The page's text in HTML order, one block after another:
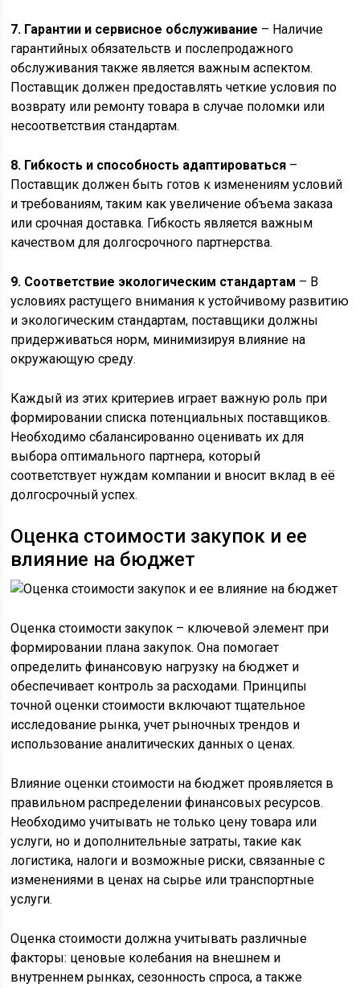
7. Гарантии и сервисное обслуживание – Наличие
гарантийных обязательств и послепродажного
обслуживания также является важным аспектом.
Поставщик должен предоставлять четкие условия по
возврату или ремонту товара в случае поломки или
несоответствия стандартам.
8. Гибкость и способность адаптироваться –
Поставщик должен быть готов к изменениям условий
и требованиям, таким как увеличение объема заказа
или срочная доставка. Гибкость является важным
качеством для долгосрочного партнерства.
9. Соответствие экологическим стандартам – В
условиях растущего внимания к устойчивому развитию
и экологическим стандартам, поставщики должны
придерживаться норм, минимизируя влияние на
окружающую среду.
Каждый из этих критериев играет важную роль при
формировании списка потенциальных поставщиков.
Необходимо сбалансированно оценивать их для
выбора оптимального партнера, который
соответствует нуждам компании и вносит вклад в её
долгосрочный успех.
Оценка стоимости закупок и ее
влияние на бюджет
Оценка стоимости закупок – ключевой элемент при
формировании плана закупок. Она помогает
определить финансовую нагрузку на бюджет и
обеспечивает контроль за расходами. Принципы
точной оценки стоимости включают тщательное
исследование рынка, учет рыночных трендов и
использование аналитических данных о ценах.
Влияние оценки стоимости на бюджет проявляется в
правильном распределении финансовых ресурсов.
Необходимо учитывать не только цену товара или
услуги, но и дополнительные затраты, такие как
логистика, налоги и возможные риски, связанные с
изменениями в ценах на сырье или транспортные
услуги.
Оценка стоимости должна учитывать различные
факторы: ценовые колебания на внешнем и
внутреннем рынках, сезонность спроса, а также